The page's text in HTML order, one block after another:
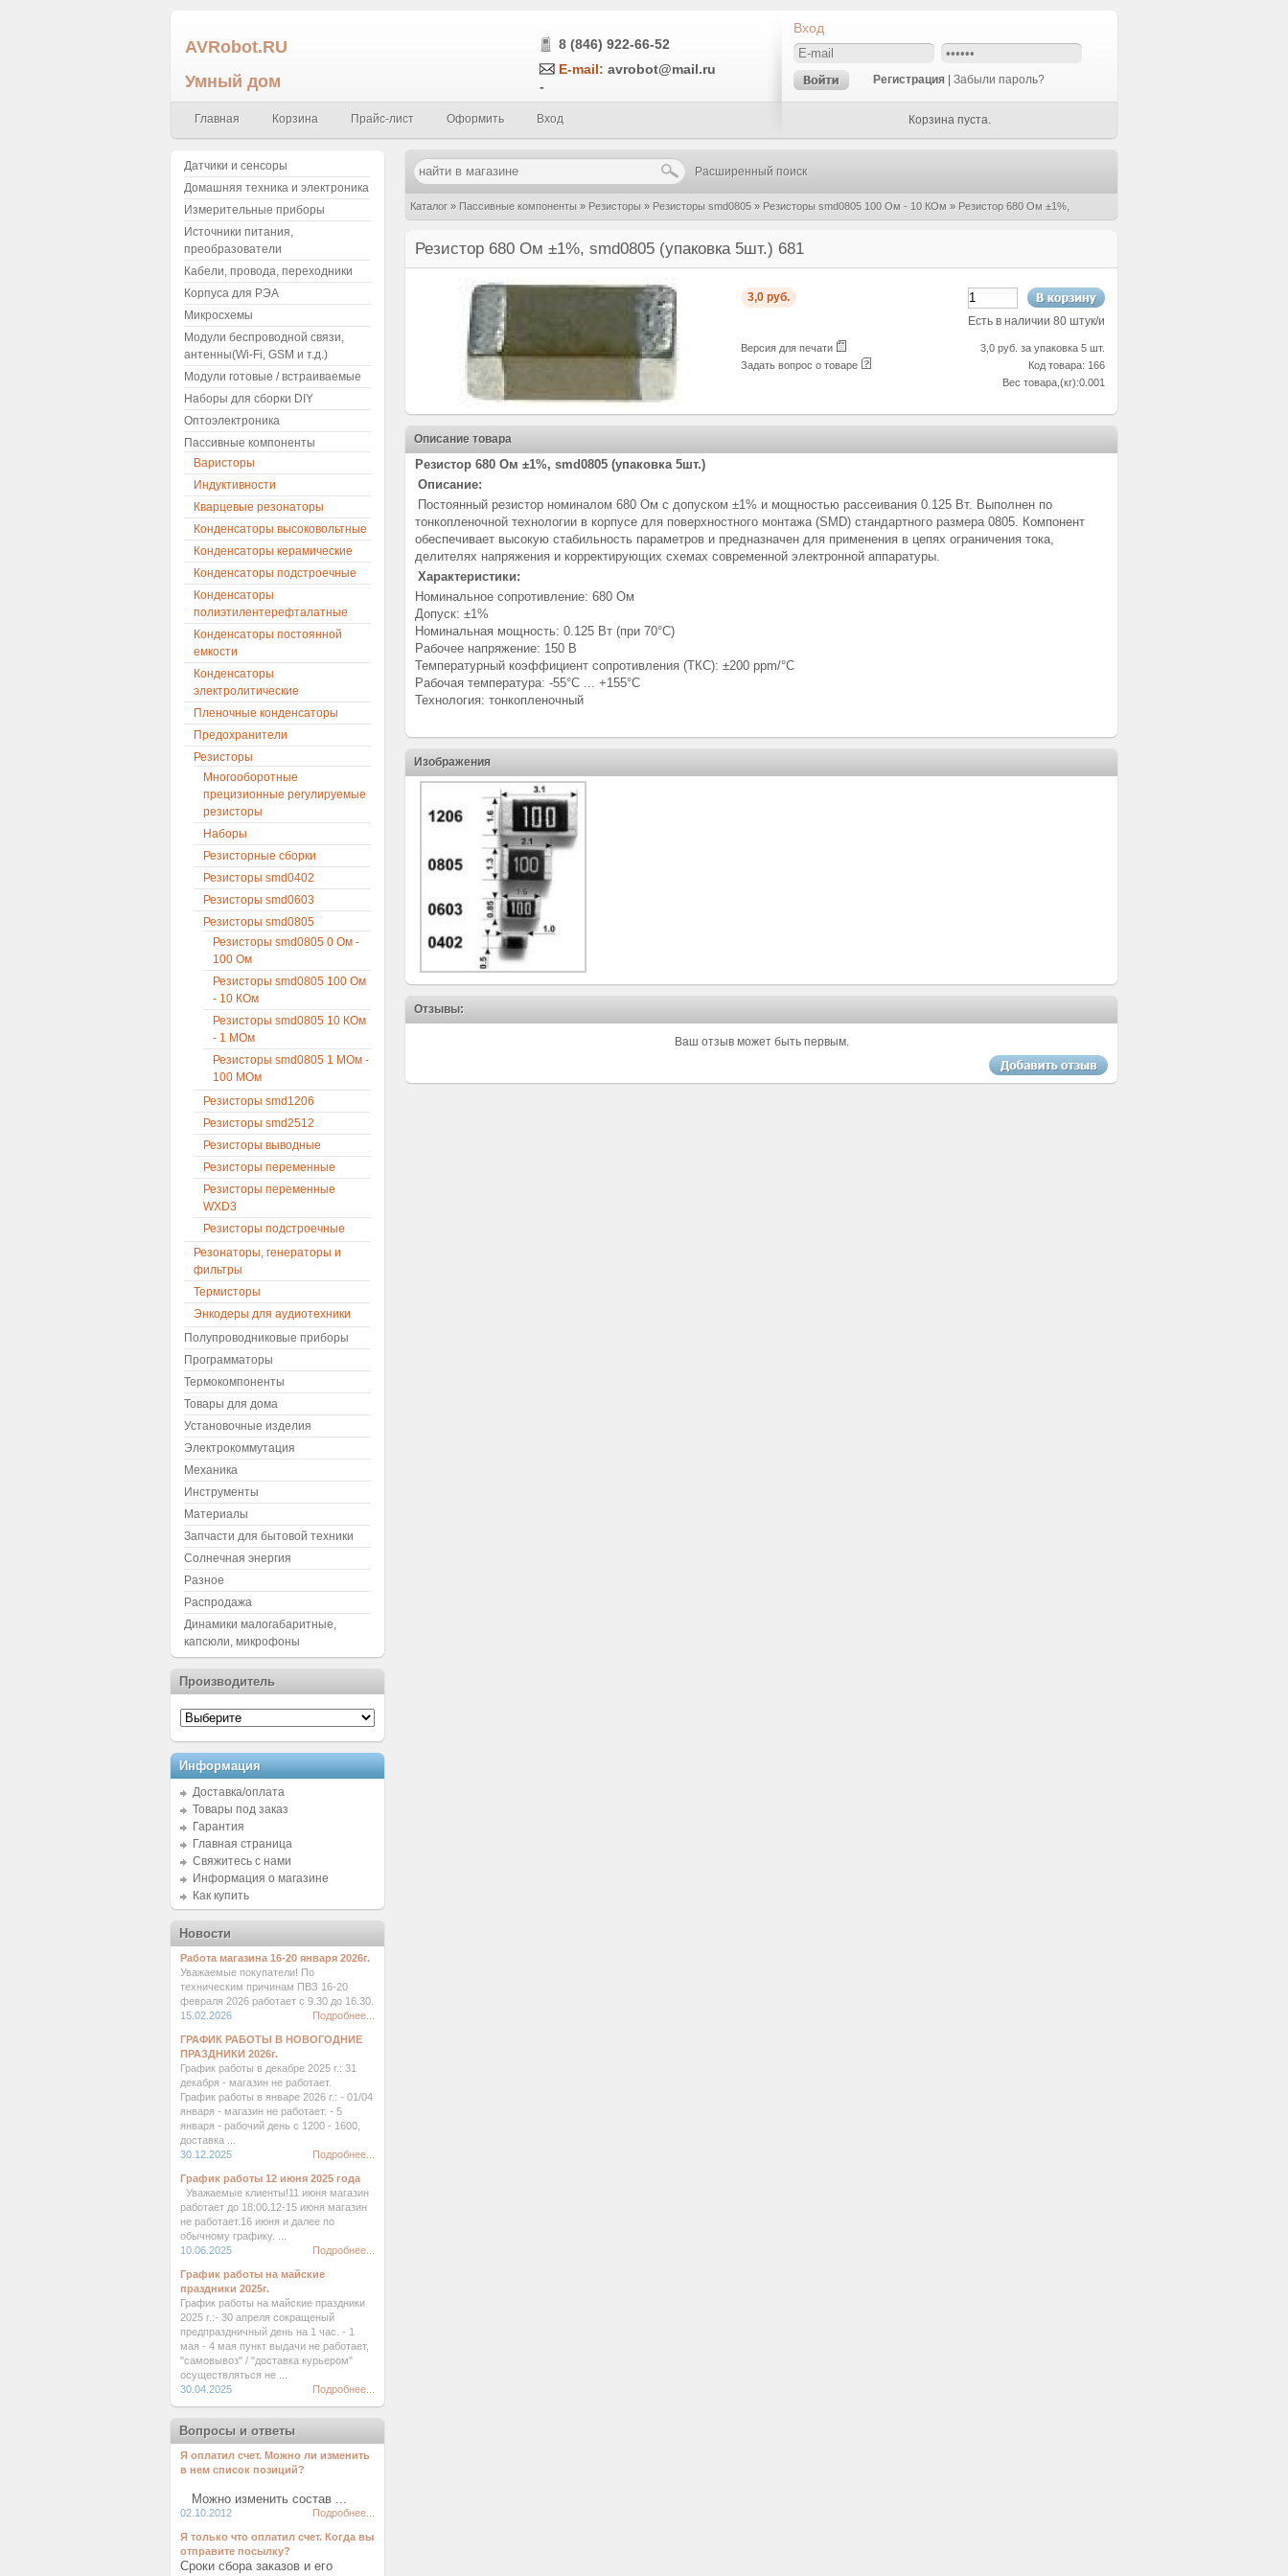
AVRobot.RU
Умный дом
8 (846) 922-66-52
E-mail: avrobot@mail.ru
-
Главная Корзина Прайс-лист Оформить Вход
Вход
Регистрация Забыли пароль?
Корзина пуста.
Расширенный поиск
Каталог » Пассивные компоненты » Резисторы » Резисторы smd0805 » Резисторы smd0805 100 Ом - 10 КОм » Резистор 680 Ом ±1%,
Резистор 680 Ом ±1%, smd0805 (упаковка 5шт.) 681
3,0 руб.
Есть в наличии 80 штук/и
Версия для печати
Задать вопрос о товаре
3,0 руб. за упаковка 5 шт.
Код товара: 166
Вес товара,(кг):0.001
Описание товара
Резистор 680 Ом ±1%, smd0805 (упаковка 5шт.)
Описание:
Постоянный резистор номиналом 680 Ом с допуском ±1% и мощностью рассеивания 0.125 Вт. Выполнен по
тонкопленочной технологии в корпусе для поверхностного монтажа (SMD) стандартного размера 0805. Компонент
обеспечивает высокую стабильность параметров и предназначен для применения в цепях ограничения тока,
делителях напряжения и корректирующих схемах современной электронной аппаратуры.
Характеристики:
Номинальное сопротивление: 680 Ом
Допуск: ±1%
Номинальная мощность: 0.125 Вт (при 70°C)
Рабочее напряжение: 150 В
Температурный коэффициент сопротивления (ТКС): ±200 ppm/°C
Рабочая температура: -55°C ... +155°C
Технология: тонкопленочный
Изображения
Отзывы:
Ваш отзыв может быть первым.
Датчики и сенсоры
Домашняя техника и электроника
Измерительные приборы
Источники питания,
преобразователи
Кабели, провода, переходники
Корпуса для РЭА
Микросхемы
Модули беспроводной связи,
антенны(Wi-Fi, GSM и т.д.)
Модули готовые / встраиваемые
Наборы для сборки DIY
Оптоэлектроника
Пассивные компоненты
Варисторы
Индуктивности
Кварцевые резонаторы
Конденсаторы высоковольтные
Конденсаторы керамические
Конденсаторы подстроечные
Конденсаторы
полиэтилентерефталатные
Конденсаторы постоянной
емкости
Конденсаторы
электролитические
Пленочные конденсаторы
Предохранители
Резисторы
Многооборотные
прецизионные регулируемые
резисторы
Наборы
Резисторные сборки
Резисторы smd0402
Резисторы smd0603
Резисторы smd0805
Резисторы smd0805 0 Ом -
100 Ом
Резисторы smd0805 100 Ом
- 10 КОм
Резисторы smd0805 10 КОм
- 1 МОм
Резисторы smd0805 1 МОм -
100 МОм
Резисторы smd1206
Резисторы smd2512
Резисторы выводные
Резисторы переменные
Резисторы переменные
WXD3
Резисторы подстроечные
Резонаторы, генераторы и
фильтры
Термисторы
Энкодеры для аудиотехники
Полупроводниковые приборы
Программаторы
Термокомпоненты
Товары для дома
Установочные изделия
Электрокоммутация
Механика
Инструменты
Материалы
Запчасти для бытовой техники
Солнечная энергия
Разное
Распродажа
Динамики малогабаритные,
капсюли, микрофоны
Производитель
Информация
Доставка/оплата
Товары под заказ
Гарантия
Главная страница
Свяжитесь с нами
Информация о магазине
Как купить
Новости
Работа магазина 16-20 января 2026г.
Уважаемые покупатели! По
техническим причинам ПВЗ 16-20
февраля 2026 работает с 9.30 до 16.30.
15.02.2026
Подробнее...
ГРАФИК РАБОТЫ В НОВОГОДНИЕ
ПРАЗДНИКИ 2026г.
График работы в декабре 2025 г.: 31
декабря - магазин не работает.
График работы в январе 2026 г.: - 01/04
января - магазин не работает. - 5
января - рабочий день с 1200 - 1600,
доставка ...
30.12.2025
Подробнее...
График работы 12 июня 2025 года
Уважаемые клиенты!11 июня магазин
работает до 18:00.12-15 июня магазин
не работает.16 июня и далее по
обычному графику. ...
10.06.2025
Подробнее...
График работы на майские
праздники 2025г.
График работы на майские праздники
2025 г.:- 30 апреля сокращеный
предпраздничный день на 1 час. - 1
мая - 4 мая пункт выдачи не работает,
"самовывоз" / "доставка курьером"
осуществляться не ...
30.04.2025
Подробнее...
Вопросы и ответы
Я оплатил счет. Можно ли изменить
в нем список позиций?
Можно изменить состав ...
02.10.2012 Подробнее...
Я только что оплатил счет. Когда вы
отправите посылку?
Сроки сбора заказов и его